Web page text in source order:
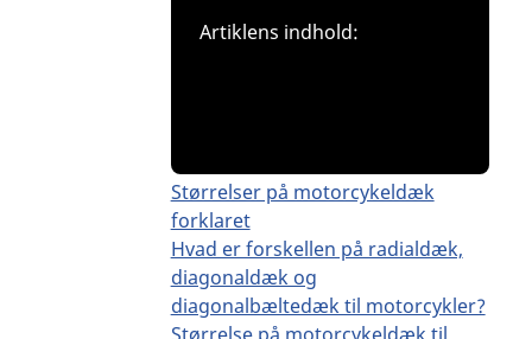
Artiklens indhold:
Størrelser på motorcykeldæk
forklaret
Hvad er forskellen på radialdæk,
diagonaldæk og
diagonalbæltedæk til motorcykler?